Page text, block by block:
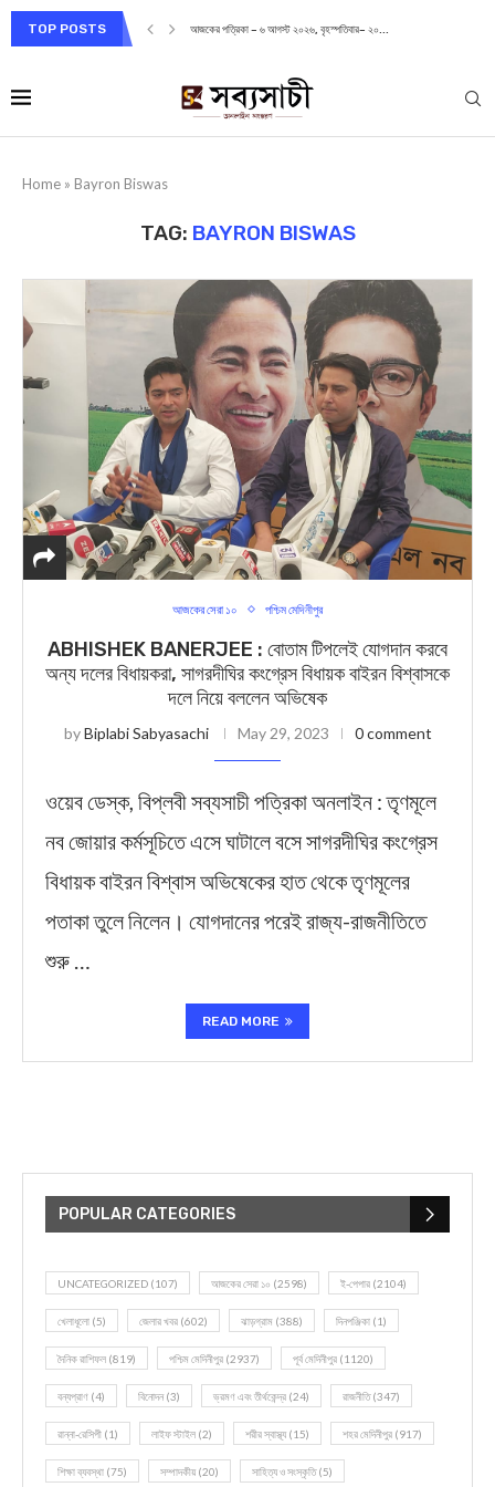
TOP POSTS আজকের পত্রিকা – ৬ আগস্ট ২০২৬, বৃহস্পতিবার– ২০...
Home » Bayron Biswas
TAG: BAYRON BISWAS
আজকের সেরা ১০ পশ্চিম মেদিনীপুর
ABHISHEK BANERJEE : বোতাম টিপলেই যোগদান করবে
অন্য দলের বিধায়করা, সাগরদীঘির কংগ্রেস বিধায়ক বাইরন বিশ্বাসকে
দলে নিয়ে বললেন অভিষেক
byBiplabi Sabyasachi May 29, 2023 0 comment
ওয়েব ডেস্ক, বিপ্লবী সব্যসাচী পত্রিকা অনলাইন : তৃণমূলে
নব জোয়ার কর্মসূচিতে এসে ঘাটালে বসে সাগরদীঘির কংগ্রেস
বিধায়ক বাইরন বিশ্বাস অভিষেকের হাত থেকে তৃণমূলের
পতাকা তুলে নিলেন। যোগদানের পরেই রাজ্য-রাজনীতিতে
শুরু …
READ MORE
POPULAR CATEGORIES
UNCATEGORIZED (107) আজকের সেরা ১০ (2598) ই-পেপার (2104)
খেলাধূলো (5) জেলার খবর (602) ঝাড়গ্রাম (388) দিনপঞ্জিকা (1)
দৈনিক রাশিফল (819) পশ্চিম মেদিনীপুর (2937) পূর্ব মেদিনীপুর (1120)
বন্যপ্রাণ (4) বিনোদন(3) ভ্রমণ এবং তীর্থকেন্দ্র (24) রাজনীতি(347)
রান্না-রেসিপী (1) লাইফ স্টাইল (2) শরীর স্বাস্থ্য (15) শহর মেদিনীপুর (917)
শিক্ষা ব্যবস্থা (75) সম্পাদকীয় (20) সাহিত্য ও সংস্কৃতি(5)